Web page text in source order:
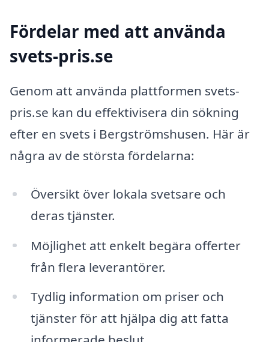
Fördelar med att använda
svets-pris.se
Genom att använda plattformen svets-
pris.se kan du effektivisera din sökning
efter en svets i Bergströmshusen. Här är
några av de största fördelarna:
Översikt över lokala svetsare och
deras tjänster.
Möjlighet att enkelt begära offerter
från flera leverantörer.
Tydlig information om priser och
tjänster för att hjälpa dig att fatta